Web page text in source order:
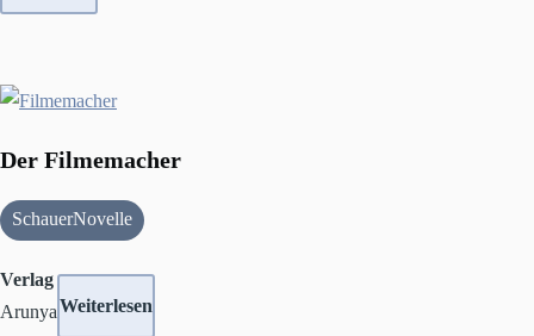
Der Filmemacher
SchauerNovelle
Verlag
ArunyaWeiterlesen